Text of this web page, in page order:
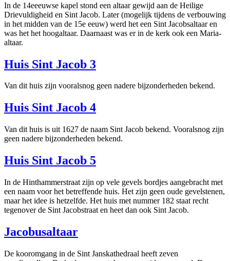
In de 14eeeuwse kapel stond een altaar gewijd aan de Heilige
Drievuldigheid en Sint Jacob. Later (mogelijk tijdens de verbouwing
in het midden van de 15e eeuw) werd het een Sint Jacobsaltaar en
was het het hoogaltaar. Daarnaast was er in de kerk ook een Maria-
altaar.
Huis Sint Jacob 3
Van dit huis zijn vooralsnog geen nadere bijzonderheden bekend.
Huis Sint Jacob 4
Van dit huis is uit 1627 de naam Sint Jacob bekend. Vooralsnog zijn
geen nadere bijzonderheden bekend.
Huis Sint Jacob 5
In de Hinthammerstraat zijn op vele gevels bordjes aangebracht met
een naam voor het betreffende huis. Het zijn geen oude gevelstenen,
maar het idee is hetzelfde. Het huis met nummer 182 staat recht
tegenover de Sint Jacobstraat en heet dan ook Sint Jacob.
Jacobusaltaar
De kooromgang in de Sint Janskathedraal heeft zeven